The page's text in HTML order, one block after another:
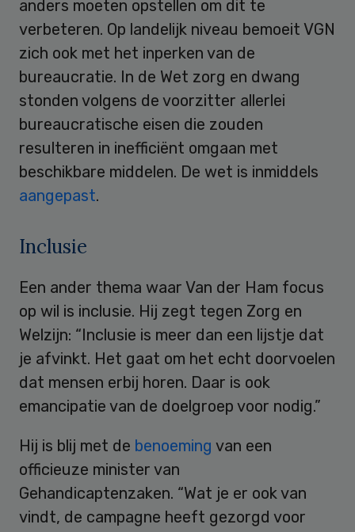
anders moeten opstellen om dit te
verbeteren. Op landelijk niveau bemoeit VGN
zich ook met het inperken van de
bureaucratie. In de Wet zorg en dwang
stonden volgens de voorzitter allerlei
bureaucratische eisen die zouden
resulteren in inefficiënt omgaan met
beschikbare middelen. De wet is inmiddels
aangepast.
Inclusie
Een ander thema waar Van der Ham focus
op wil is inclusie. Hij zegt tegen Zorg en
Welzijn: “Inclusie is meer dan een lijstje dat
je afvinkt. Het gaat om het echt doorvoelen
dat mensen erbij horen. Daar is ook
emancipatie van de doelgroep voor nodig.”
Hij is blij met de benoeming van een
officieuze minister van
Gehandicaptenzaken. “Wat je er ook van
vindt, de campagne heeft gezorgd voor